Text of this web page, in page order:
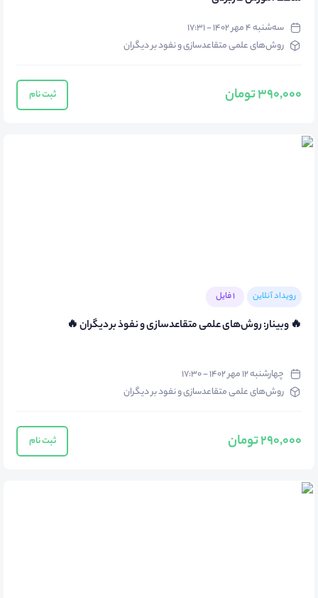
سه‌شنبه ۴ مهر ۱۴۰۲ - ۱۷:۳۱
روش‌های علمی متقاعدسازی و نفود بر دیگران
390,000 تومان ثبت نام
رویداد آنلاین 1 فایل
🔥 وبینار: روش‌های علمی متقاعدسازی و نفوذ بر دیگران 🔥
چهارشنبه ۱۲ مهر ۱۴۰۲ - ۱۷:۳۰
روش‌های علمی متقاعدسازی و نفود بر دیگران
290,000 تومان ثبت نام